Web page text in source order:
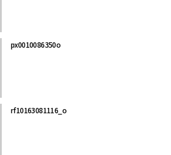
px0010086350o
rf10163081116_o